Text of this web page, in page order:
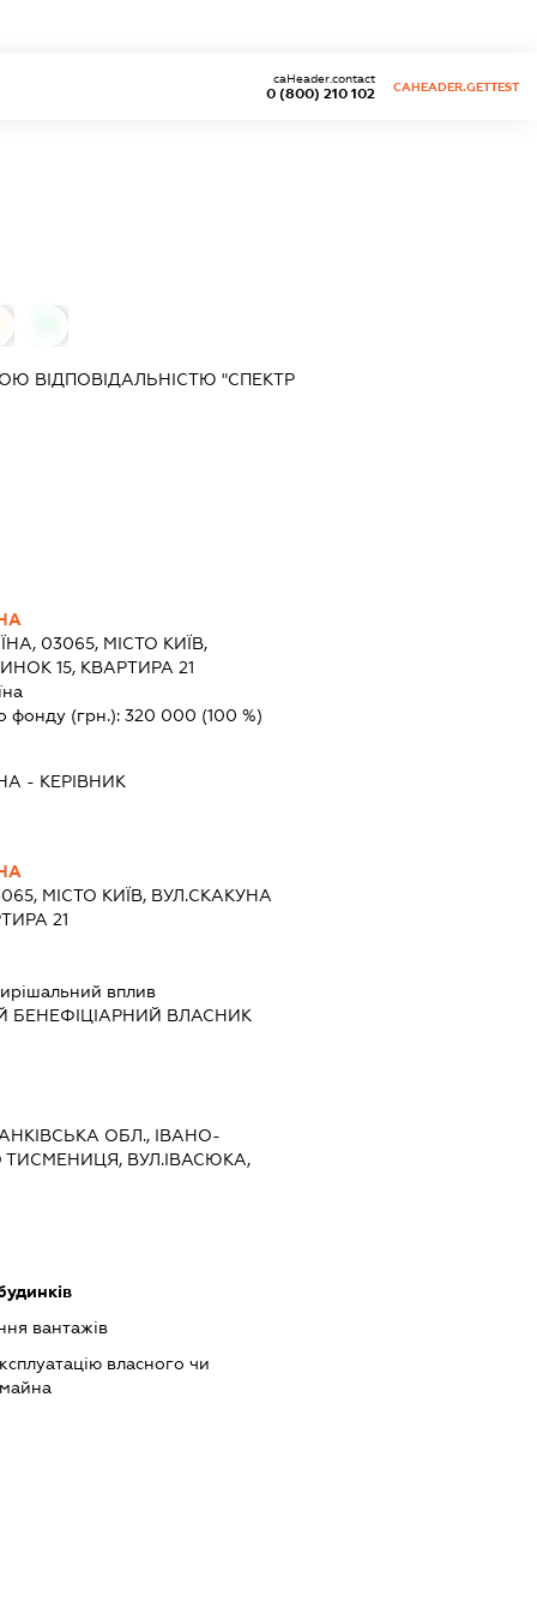
0 (800) 210 102
caHeader.contact
CAHEADER.GETTEST
ВІДПОВІДАЛЬНІСТЮ "СПЕКТР
03065, МІСТО КИЇВ,
15, КВАРТИРА 21
фонду (грн.): 320 000 (100 %)
- КЕРІВНИК
МІСТО КИЇВ, ВУЛ.СКАКУНА
21
вплив
БЕНЕФІЦІАРНИЙ ВЛАСНИК
ОБЛ., ІВАНО-
ТИСМЕНИЦЯ, ВУЛ.ІВАСЮКА,
вантажів
власного чи